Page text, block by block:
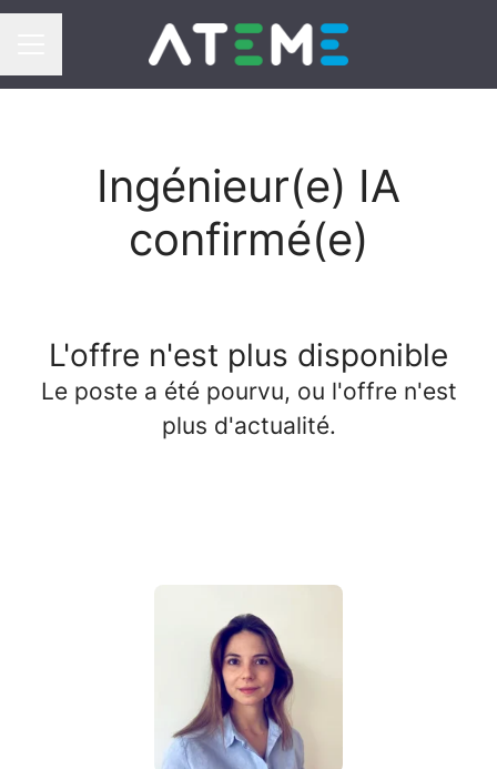
Ingénieur(e) IA
confirmé(e)
L'offre n'est plus disponible
Le poste a été pourvu, ou l'offre n'est
plus d'actualité.